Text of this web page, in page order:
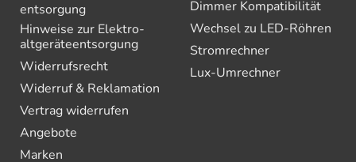
entsorgung
Hinweise zur Elektro­
altgeräte­entsorgung
Widerrufsrecht
Widerruf & Reklamation
Vertrag widerrufen
Angebote
Marken
Dimmer Kompatibilität
Wechsel zu LED-Röhren
Stromrechner
Lux-Umrechner